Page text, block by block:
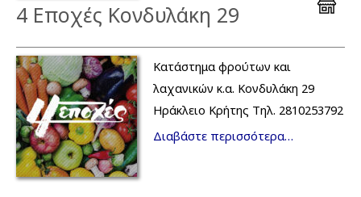
4 Εποχές Κονδυλάκη 29
Κατάστημα φρούτων και
λαχανικών κ.α. Κονδυλάκη 29
Ηράκλειο Κρήτης Τηλ. 2810253792
Διαβάστε περισσότερα…